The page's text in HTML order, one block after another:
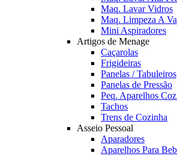
Maq. Lavar Vidros
Maq. Limpeza A
Mini Aspiradores
Artigos de Menage
Caçarolas
Frigideiras
Panelas / Tabuleiros
Panelas de Pressão
Peq. Aparelhos
Tachos
Trens de Cozinha
Asseio Pessoal
Aparadores
Aparelhos Para